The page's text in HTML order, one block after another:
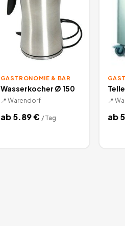
GASTRONOMIE & BAR
Wasserkocher Ø 150
📍 Warendorf
ab5.89€ / Tag
📍
ab